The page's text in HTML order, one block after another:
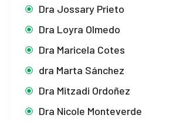
panel
panel
panel
Dra Jossary Prieto
Dra Loyra Olmedo
Dra Maricela Cotes
dra Marta Sánchez
Dra Mitzadi Ordoñez
Dra Nicole Monteverde